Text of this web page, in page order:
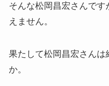
そんな松岡昌宏さんで
えません。
果たして松岡昌宏さんは
か。